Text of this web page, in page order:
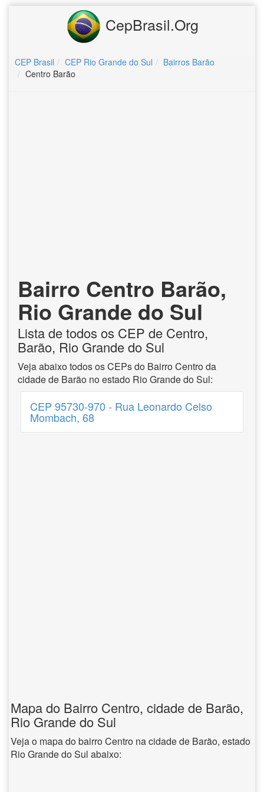
CepBrasil.Org
CEP Brasil CEP Rio Grande do Sul
Bairros Barão
Centro Barão
Bairro Centro Barão,
Rio Grande do Sul
Lista de todos os CEP de Centro,
Barão, Rio Grande do Sul
Veja abaixo todos os CEPs do Bairro Centro da
cidade de Barão no estado Rio Grande do Sul:
CEP 95730-970 - Rua Leonardo Celso
Mombach, 68
Mapa do Bairro Centro, cidade de Barão,
Rio Grande do Sul
Veja o mapa do bairro Centro na cidade de Barão, estado
Rio Grande do Sul abaixo: